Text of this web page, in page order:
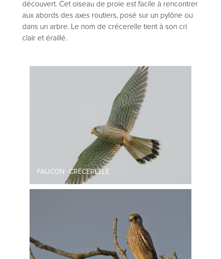
découvert. Cet oiseau de proie est facile à rencontrer
aux abords des axes routiers, posé sur un pylône ou
dans un arbre. Le nom de crécerelle tient à son cri
clair et éraillé.
FAUCON CRÉCERELLE